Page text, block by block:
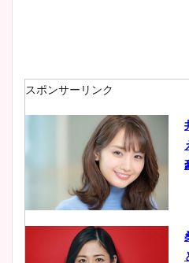
スポンサーリンク